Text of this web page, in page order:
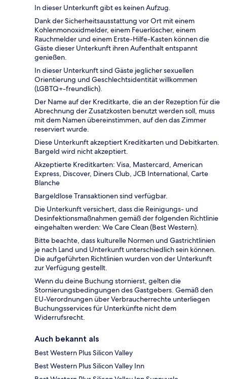
In dieser Unterkunft gibt es keinen Aufzug.
Dank der Sicherheitsausstattung vor Ort mit einem
Kohlenmonoxidmelder, einem Feuerlöscher, einem
Rauchmelder und einem Erste-Hilfe-Kasten können die
Gäste dieser Unterkunft ihren Aufenthalt entspannt
genießen.
In dieser Unterkunft sind Gäste jeglicher sexuellen
Orientierung und Geschlechtsidentität willkommen
(LGBTQ+-freundlich).
Der Name auf der Kreditkarte, die an der Rezeption für die
Abrechnung der Zusatzkosten benutzt werden soll, muss
mit dem Namen übereinstimmen, auf den das Zimmer
reserviert wurde.
Diese Unterkunft akzeptiert Kreditkarten und Debitkarten.
Bargeld wird nicht akzeptiert.
Akzeptierte Kreditkarten: Visa, Mastercard, American
Express, Discover, Diners Club, JCB International, Carte
Blanche
Bargeldlose Transaktionen sind verfügbar.
Die Unterkunft versichert, dass die Reinigungs- und
Desinfektionsmaßnahmen gemäß der folgenden Richtlinie
eingehalten werden: We Care Clean (Best Western).
Bitte beachte, dass kulturelle Normen und Gastrichtlinien
je nach Land und Unterkunft unterschiedlich sein können.
Die aufgeführten Richtlinien wurden von der Unterkunft
zur Verfügung gestellt.
Wenn du deine Buchung stornierst, gelten die
Stornierungsbedingungen des Gastgebers. Gemäß den
EU-Verordnungen über Verbraucherrechte unterliegen
Buchungsservices für Unterkünfte nicht dem
Widerrufsrecht.
Auch bekannt als
Best Western Plus Silicon Valley
Best Western Plus Silicon Valley Inn